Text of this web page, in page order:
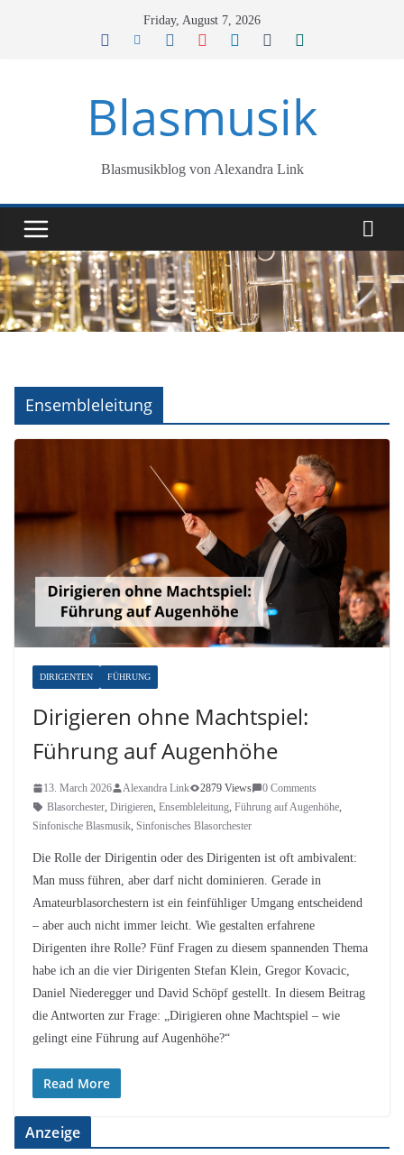
Friday, August 7, 2026
Blasmusik
Blasmusikblog von Alexandra Link
Ensembleleitung
DIRIGENTEN FÜHRUNG
Dirigieren ohne Machtspiel:
Führung auf Augenhöhe
13. March 2026 Alexandra Link 2879 Views
0 Comments
Blasorchester, Dirigieren, Ensembleleitung, Führung auf Augenhöhe,
Sinfonische Blasmusik, Sinfonisches Blasorchester
Die Rolle der Dirigentin oder des Dirigenten ist oft ambivalent:
Man muss führen, aber darf nicht dominieren. Gerade in
Amateurblasorchestern ist ein feinfühliger Umgang entscheidend
– aber auch nicht immer leicht. Wie gestalten erfahrene
Dirigenten ihre Rolle? Fünf Fragen zu diesem spannenden Thema
habe ich an die vier Dirigenten Stefan Klein, Gregor Kovacic,
Daniel Niederegger und David Schöpf gestellt. In diesem Beitrag
die Antworten zur Frage: „Dirigieren ohne Machtspiel – wie
gelingt eine Führung auf Augenhöhe?“
Read More
Anzeige